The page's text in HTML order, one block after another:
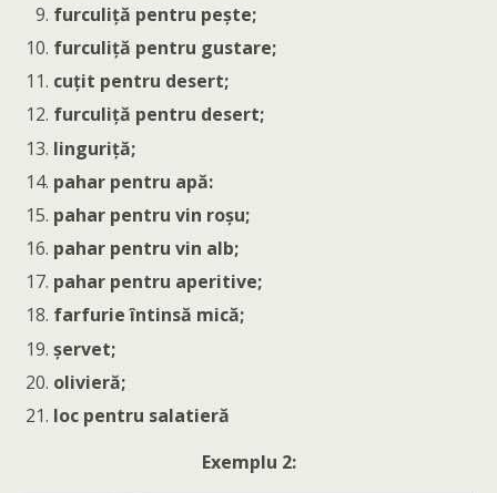
furculiţă pentru peşte;
furculiţă pentru gustare;
cuţit pentru desert;
furculiţă pentru desert;
linguriţă;
pahar pentru apă:
pahar pentru vin roşu;
pahar pentru vin alb;
pahar pentru aperitive;
farfurie întinsă mică;
şervet;
olivieră;
loc pentru salatieră
Exemplu 2: